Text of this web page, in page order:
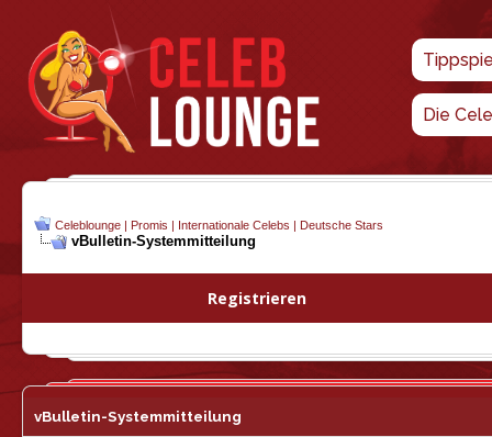
Die
Celeblounge | Promis | Internationale Celebs | Deutsche Stars
vBulletin-Systemmitteilung
Registrieren
vBulletin-Systemmitteilung